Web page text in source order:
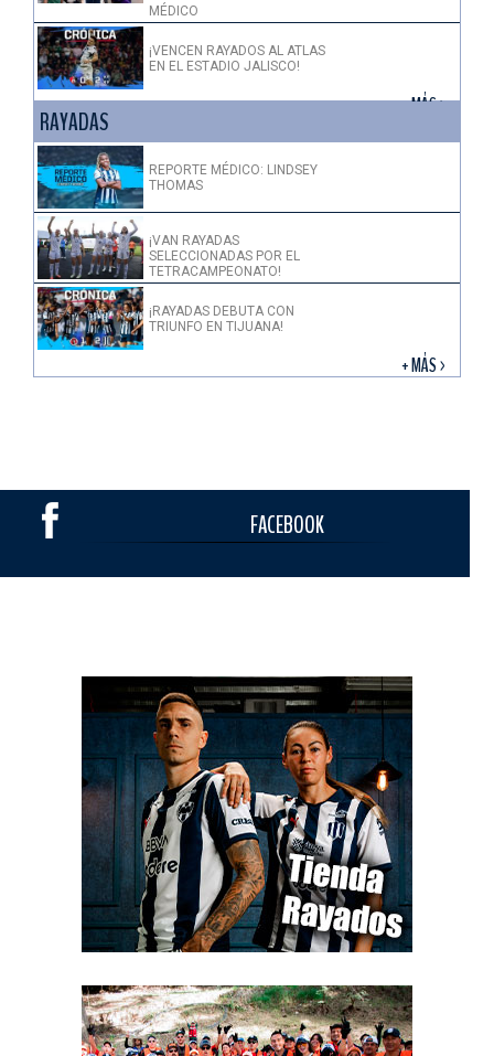
MÉDICO
¡VENCEN RAYADOS AL ATLAS
EN EL ESTADIO JALISCO!
+ MÁS >
RAYADAS
REPORTE MÉDICO: LINDSEY
THOMAS
¡VAN RAYADAS
SELECCIONADAS POR EL
TETRACAMPEONATO!
¡RAYADAS DEBUTA CON
TRIUNFO EN TIJUANA!
+ MÁS >
FACEBOOK